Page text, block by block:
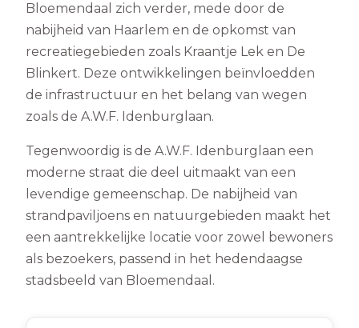
Bloemendaal zich verder, mede door de
nabijheid van Haarlem en de opkomst van
recreatiegebieden zoals Kraantje Lek en De
Blinkert. Deze ontwikkelingen beïnvloedden
de infrastructuur en het belang van wegen
zoals de A.W.F. Idenburglaan.
Tegenwoordig is de A.W.F. Idenburglaan een
moderne straat die deel uitmaakt van een
levendige gemeenschap. De nabijheid van
strandpaviljoens en natuurgebieden maakt het
een aantrekkelijke locatie voor zowel bewoners
als bezoekers, passend in het hedendaagse
stadsbeeld van Bloemendaal.